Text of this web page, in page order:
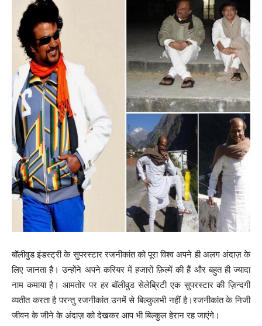
बॉलीवुड इंडस्ट्री के सुपरस्टार रजनीकांत को पूरा विश्व अपने ही अलग अंदाज़ के
लिए जानता है। उन्होंने अपने करियर में हजारों फ़िल्में की हैं और बहुत ही ज्यादा
नाम कमाया है। आमतोर पर हर बॉलीवुड सेलेब्रिटी एक सुपरस्टार की ज़िन्दगी
व्यतीत करता है परन्तु रजनीकांत उनमें से बिल्कुलभी नहीं है।रजनीकांत के निजी
जीवन के जीने के अंदाज़ को देखकर आप भी बिल्कुल हेरान रह जाएंगे।